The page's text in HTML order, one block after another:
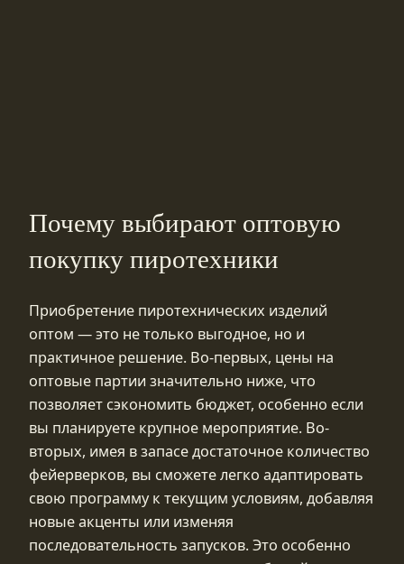
Почему выбирают оптовую
покупку пиротехники
Приобретение пиротехнических изделий
оптом — это не только выгодное, но и
практичное решение. Во-первых, цены на
оптовые партии значительно ниже, что
позволяет сэкономить бюджет, особенно если
вы планируете крупное мероприятие. Во-
вторых, имея в запасе достаточное количество
фейерверков, вы сможете легко адаптировать
свою программу к текущим условиям, добавляя
новые акценты или изменяя
последовательность запусков. Это особенно